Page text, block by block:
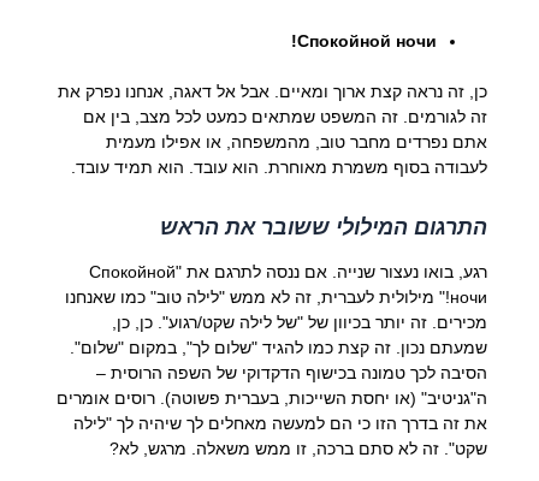
Спокойной ночи!
כן, זה נראה קצת ארוך ומאיים. אבל אל דאגה, אנחנו נפרק את
זה לגורמים. זה המשפט שמתאים כמעט לכל מצב, בין אם
אתם נפרדים מחבר טוב, מהמשפחה, או אפילו מעמית
לעבודה בסוף משמרת מאוחרת. הוא עובד. הוא תמיד עובד.
התרגום המילולי ששובר את הראש
רגע, בואו נעצור שנייה. אם ננסה לתרגם את "Спокойной
ночи!" מילולית לעברית, זה לא ממש "לילה טוב" כמו שאנחנו
מכירים. זה יותר בכיוון של "של לילה שקט/רגוע". כן, כן,
שמעתם נכון. זה קצת כמו להגיד "שלום לך", במקום "שלום".
הסיבה לכך טמונה בכישוף הדקדוקי של השפה הרוסית –
ה"גניטיב" (או יחסת השייכות, בעברית פשוטה). רוסים אומרים
את זה בדרך הזו כי הם למעשה מאחלים לך שיהיה לך "לילה
שקט". זה לא סתם ברכה, זו ממש משאלה. מרגש, לא?